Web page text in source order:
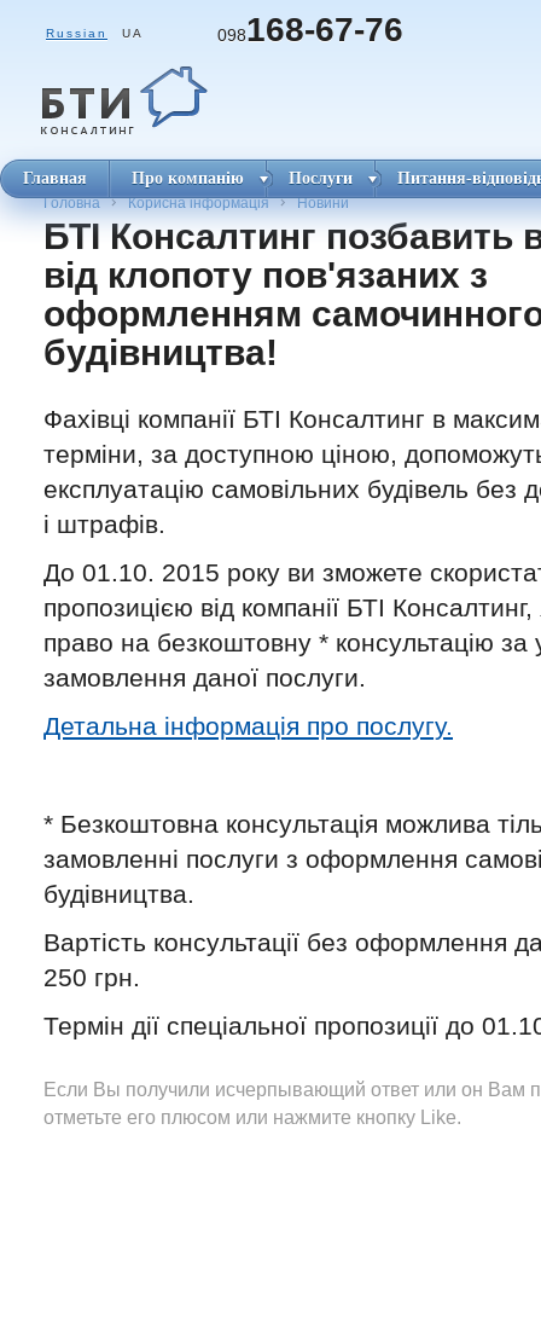
Russian UA 098168-67-76
Главная Про компанію Послуги Питання-
Головна Корисна інформація Новини
БТІ Консалтинг позбавить
від клопоту пов'язаних з
оформленням
будівництва!
Фахівці компанії БТІ Консалтинг в
терміни, за доступною ціною,
експлуатацію самовільних будівель без
і штрафів.
До 01.10. 2015 року ви зможете
пропозицією від компанії БТІ
право на безкоштовну * консультацію за
замовлення даної послуги.
Детальна інформація про послугу.
* Безкоштовна консультація можлива
замовленні послуги з оформлення
будівництва.
Вартість консультації без оформлення
250 грн.
Термін дії спеціальної пропозиції до
Если Вы получили исчерпывающий ответ или он Вам
отметьте его плюсом или нажмите кнопку Like.